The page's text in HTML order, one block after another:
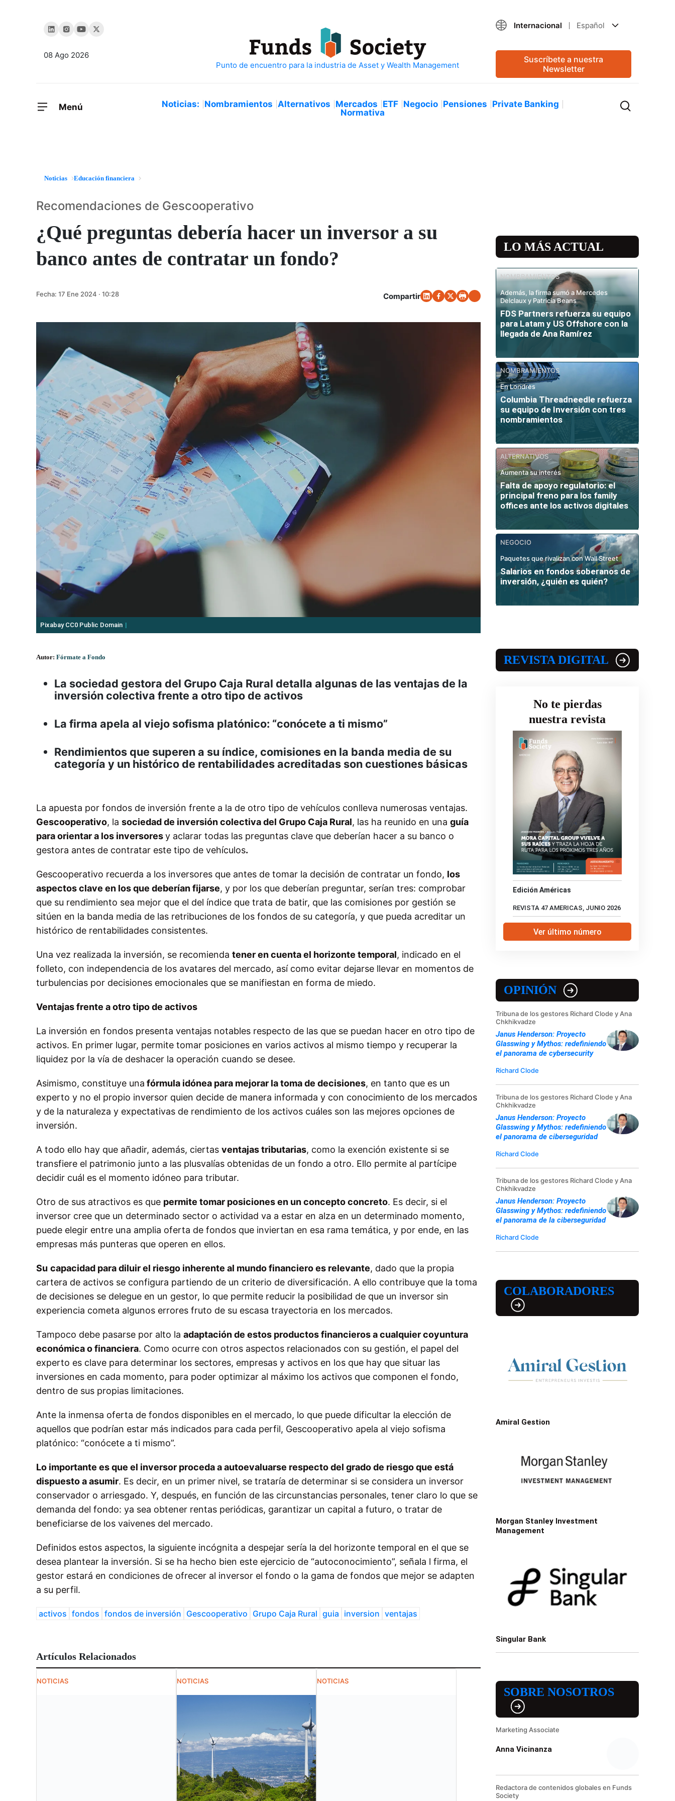
08 Ago 2026
Internacional Español
Suscríbete a nuestra
Newsletter
Menú Noticias: Nombramientos Alternativos Mercados ETF Negocio Pensiones Private Banking
Normativa
Noticias Educación financiera
¿Qué preguntas debería hacer un inversor a su
banco antes de contratar un fondo?
Recomendaciones de Gescooperativo
Fecha: 17 Ene 2024 · 10:28 Compartir
Pixabay CC0 Public Domain
Autor: Fórmate a Fondo
La sociedad gestora del Grupo Caja Rural detalla algunas de las ventajas de la
inversión colectiva frente a otro tipo de activos
La firma apela al viejo sofisma platónico: “conócete a ti mismo”
Rendimientos que superen a su índice, comisiones en la banda media de su
categoría y un histórico de rentabilidades acreditadas son cuestiones básicas
La apuesta por fondos de inversión frente a la de otro tipo de vehículos conlleva numerosas ventajas.
Gescooperativo, la sociedad de inversión colectiva del Grupo Caja Rural, las ha reunido en una guía
para orientar a los inversoresy aclarar todas las preguntas clave que deberían hacer a su banco o
gestora antes de contratar este tipo de vehículos.
Gescooperativo recuerda a los inversores que antes de tomar la decisión de contratar un fondo, los
aspectos clave en los que deberían fijarse, y por los que deberían preguntar, serían tres: comprobar
que su rendimiento sea mejor que el del índice que trata de batir, que las comisiones por gestión se
sitúen en la banda media de las retribuciones de los fondos de su categoría, y que pueda acreditar un
histórico de rentabilidades consistentes.
Una vez realizada la inversión, se recomienda tener en cuenta el horizonte temporal, indicado en el
folleto, con independencia de los avatares del mercado, así como evitar dejarse llevar en momentos de
turbulencias por decisiones emocionales que se manifiestan en forma de miedo.
Ventajas frente a otro tipo de activos
La inversión en fondos presenta ventajas notables respecto de las que se puedan hacer en otro tipo de
activos. En primer lugar, permite tomar posiciones en varios activos al mismo tiempo y recuperar la
liquidez por la vía de deshacer la operación cuando se desee.
Asimismo, constituye una fórmula idónea para mejorar la toma de decisiones, en tanto que es un
experto y no el propio inversor quien decide de manera informada y con conocimiento de los mercados
y de la naturaleza y expectativas de rendimiento de los activos cuáles son las mejores opciones de
inversión.
A todo ello hay que añadir, además, ciertas ventajas tributarias, como la exención existente si se
transfiere el patrimonio junto a las plusvalías obtenidas de un fondo a otro. Ello permite al partícipe
decidir cuál es el momento idóneo para tributar.
Otro de sus atractivos es que permite tomar posiciones en un concepto concreto. Es decir, si el
inversor cree que un determinado sector o actividad va a estar en alza en un determinado momento,
puede elegir entre una amplia oferta de fondos que inviertan en esa rama temática, y por ende, en las
empresas más punteras que operen en ellos.
Su capacidad para diluir el riesgo inherente al mundo financiero es relevante, dado que la propia
cartera de activos se configura partiendo de un criterio de diversificación. A ello contribuye que la toma
de decisiones se delegue en un gestor, lo que permite reducir la posibilidad de que un inversor sin
experiencia cometa algunos errores fruto de su escasa trayectoria en los mercados.
Tampoco debe pasarse por alto la adaptación de estos productos financieros a cualquier coyuntura
económica o financiera. Como ocurre con otros aspectos relacionados con su gestión, el papel del
experto es clave para determinar los sectores, empresas y activos en los que hay que situar las
inversiones en cada momento, para poder optimizar al máximo los activos que componen el fondo,
dentro de sus propias limitaciones.
Ante la inmensa oferta de fondos disponibles en el mercado, lo que puede dificultar la elección de
aquellos que podrían estar más indicados para cada perfil, Gescooperativo apela al viejo sofisma
platónico: “conócete a ti mismo”.
Lo importante es que el inversor proceda a autoevaluarse respecto del grado de riesgo que está
dispuesto a asumir. Es decir, en un primer nivel, se trataría de determinar si se considera un inversor
conservador o arriesgado. Y, después, en función de las circunstancias personales, tener claro lo que se
demanda del fondo: ya sea obtener rentas periódicas, garantizar un capital a futuro, o tratar de
beneficiarse de los vaivenes del mercado.
Definidos estos aspectos, la siguiente incógnita a despejar sería la del horizonte temporal en el que se
desea plantear la inversión. Si se ha hecho bien este ejercicio de “autoconocimiento”, señala l firma, el
gestor estará en condiciones de ofrecer al inversor el fondo o la gama de fondos que mejor se adapten
a su perfil.
activos fondos fondos de inversión Gescooperativo Grupo Caja Rural guia inversion ventajas
Artículos Relacionados
NOTICIAS NOTICIAS NOTICIAS
LO MÁS ACTUAL
NOMBRAMIENTOS
Además, la firma sumó a Mercedes
Delclaux y Patricia Beans
FDS Partners refuerza su equipo
para Latam y US Offshore con la
llegada de Ana Ramírez
NOMBRAMIENTOS
En Londres
Columbia Threadneedle refuerza
su equipo de Inversión con tres
nombramientos
ALTERNATIVOS
Aumenta su interés
Falta de apoyo regulatorio: el
principal freno para los family
offices ante los activos digitales
NEGOCIO
Paquetes que rivalizan con Wall Street
Salarios en fondos soberanos de
inversión, ¿quién es quién?
REVISTA DIGITAL
No te pierdas
nuestra revista
Edición Américas
REVISTA 47 AMERICAS, JUNIO 2026
Ver último número
OPINIÓN
Tribuna de los gestores Richard Clode y Ana
Chkhikvadze
Janus Henderson: Proyecto
Glasswing y Mythos: redefiniendo
el panorama de cybersecurity
Richard Clode
Tribuna de los gestores Richard Clode y Ana
Chkhikvadze
Janus Henderson: Proyecto
Glasswing y Mythos: redefiniendo
el panorama de ciberseguridad
Richard Clode
Tribuna de los gestores Richard Clode y Ana
Chkhikvadze
Janus Henderson: Proyecto
Glasswing y Mythos: redefiniendo
el panorama de la ciberseguridad
Richard Clode
COLABORADORES
Amiral Gestion
Morgan Stanley Investment
Management
Singular Bank
SOBRE NOSOTROS
Marketing Associate
Anna Vicinanza
Redactora de contenidos globales en Funds
Society